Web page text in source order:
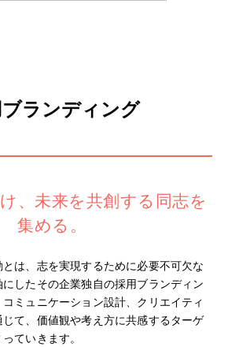
ランディング
、未来を共創する同志を
集める。
は、志を実現するために必要不可欠な
したその企業独自の採用ブランディン
ミュニケーション設計、クリエイティ
て、価値観や考え方に共感するターゲ
ていきます。